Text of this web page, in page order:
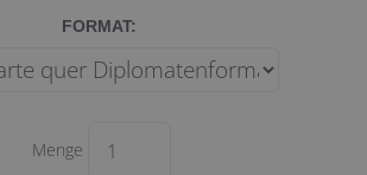
FORMAT:
Menge